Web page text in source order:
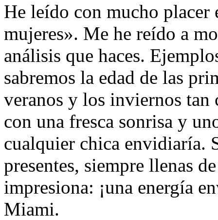
He leído con mucho placer
mujeres». Me he reído a
análisis que haces.
sabremos la edad de las
veranos y los inviernos tan
con una fresca sonrisa y
cualquier chica envidiaría.
presentes, siempre llenas
impresiona: ¡una energía
Miami.